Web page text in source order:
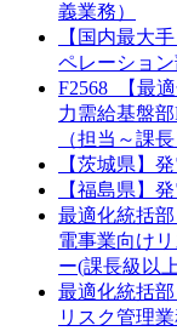
義業務）
【国内最大
ペレーショ
F2568_【最
力需給基盤
（担当～課長
【茨城県】
【福島県】
最適化統括
電事業向け
ー(課長級以
最適化統括
リスク管理